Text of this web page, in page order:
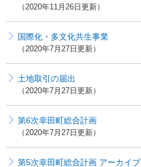
2020年11月26日更新
国際化・多文化共生事業
2020年7月27日更新
土地取引の届出
2020年7月27日更新
第6次幸田町総合計画
2020年7月27日更新
第5次幸田町総合計画 アーカイブ